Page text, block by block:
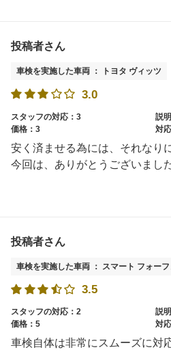
投稿者さん
車検を実施した車両 ： トヨタ ヴィッツ
3.0
スタッフの対応：3
説
価格：3
対
安く済ませる為には、それなり
今回は、ありがとうございました
投稿者さん
車検を実施した車両 ： スマート フォー
3.5
スタッフの対応：2
説
価格：5
対
車検自体は非常にスムーズに対